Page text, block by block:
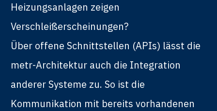
Heizungsanlagen zeigen
Verschleißerscheinungen?
Über offene Schnittstellen (APIs) lässt die
metr-Architektur auch die Integration
anderer Systeme zu. So ist die
Kommunikation mit bereits vorhandenen